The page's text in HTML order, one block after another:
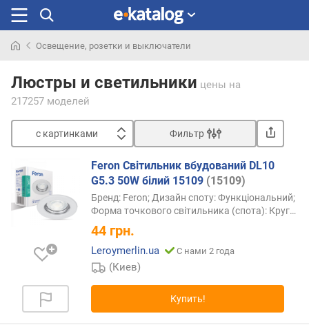
раньше
Освещение, розетки и выключатели
Люстры и светильники цены на
217257 моделей
с картинками
с
к
а
и
н
а
Фильтр
Feron Світильник вбудований DL10
G5.3 50W білий 15109 (15109)
Бренд: Feron; Дизайн споту: Функціональний;
Форма точкового світильника (спота): Круг…
44 грн.
Leroymerlin.ua С нами 2 года
(Киев)
Купить!